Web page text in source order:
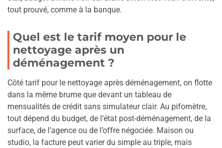
tout prouvé, comme à la banque.
Quel est le tarif moyen pour le
nettoyage après un
déménagement ?
Côté tarif pour le nettoyage après déménagement, on flotte
dans la même brume que devant un tableau de
mensualités de crédit sans simulateur clair. Au pifomètre,
tout dépend du budget, de l’état post-déménagement, de la
surface, de l’agence ou de l’offre négociée. Maison ou
studio, la facture peut varier du simple au triple, mais